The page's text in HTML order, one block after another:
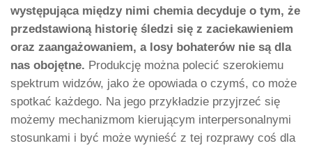
występująca między nimi chemia decyduje o tym, że
przedstawioną historię śledzi się z zaciekawieniem
oraz zaangażowaniem, a losy bohaterów nie są dla
nas obojętne. Produkcję można polecić szerokiemu
spektrum widzów, jako że opowiada o czymś, co może
spotkać każdego. Na jego przykładzie przyjrzeć się
możemy mechanizmom kierującym interpersonalnymi
stosunkami i być może wynieść z tej rozprawy coś dla